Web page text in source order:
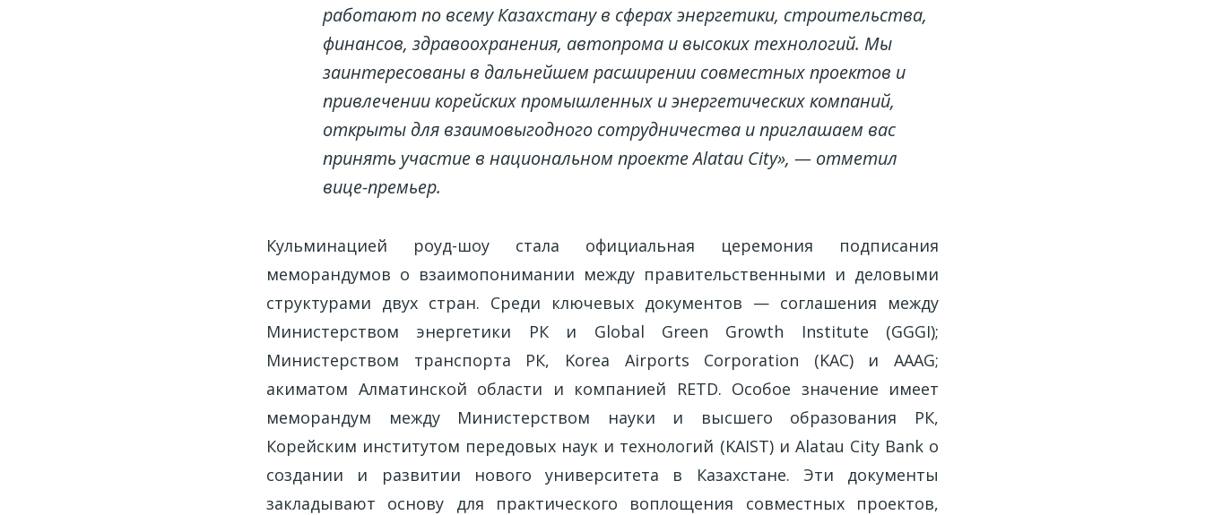
работают по всему Казахстану в сферах энергетики, строительства,
финансов, здравоохранения, автопрома и высоких технологий. Мы
заинтересованы в дальнейшем расширении совместных проектов и
привлечении корейских промышленных и энергетических компаний,
открыты для взаимовыгодного сотрудничества и приглашаем вас
принять участие в национальном проекте Alatau City», — отметил
вице-премьер.
Кульминацией роуд-шоу стала официальная церемония подписания
меморандумов о взаимопонимании между правительственными и деловыми
структурами двух стран. Среди ключевых документов — соглашения между
Министерством энергетики РК и Global Green Growth Institute (GGGI);
Министерством транспорта РК, Korea Airports Corporation (KAC) и AAAG;
акиматом Алматинской области и компанией RETD. Особое значение имеет
меморандум между Министерством науки и высшего образования РК,
Корейским институтом передовых наук и технологий (KAIST) и Alatau City Bank о
создании и развитии нового университета в Казахстане. Эти документы
закладывают основу для практического воплощения совместных проектов,